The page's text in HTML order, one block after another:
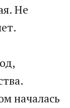
Не
началась